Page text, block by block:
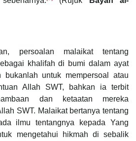
persoalan malaikat tentang
khalifah di bumi dalam ayat
bukanlah untuk mempersoal atau
Allah SWT, bahkan ia terbit
dan ketaatan mereka
SWT. Malaikat bertanya tentang
ilmu tentangnya kepada Yang
mengetahui hikmah di sebalik